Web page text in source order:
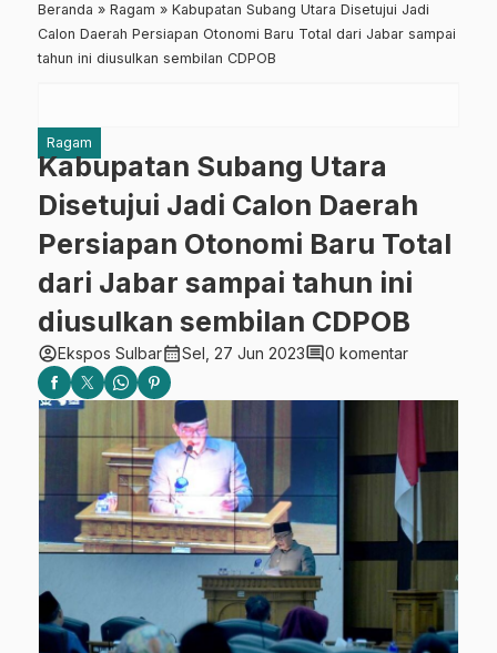
Beranda » Ragam » Kabupatan Subang Utara Disetujui Jadi
Calon Daerah Persiapan Otonomi Baru Total dari Jabar sampai
tahun ini diusulkan sembilan CDPOB
Ragam
Kabupatan Subang Utara
Disetujui Jadi Calon Daerah
Persiapan Otonomi Baru Total
dari Jabar sampai tahun ini
diusulkan sembilan CDPOB
account_circleEkspos Sulbarcalendar_monthSel, 27 Jun 2023comment0 komentar